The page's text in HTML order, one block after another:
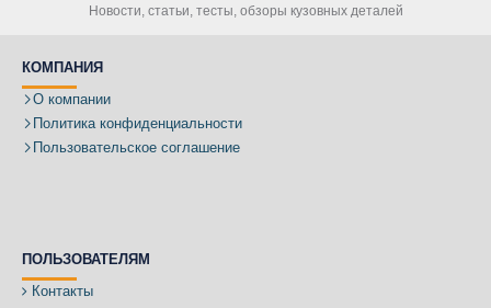
Новости, статьи, тесты, обзоры кузовных деталей
КОМПАНИЯ
О компании
Политика конфиденциальности
Пользовательское соглашение
ПОЛЬЗОВАТЕЛЯМ
Контакты